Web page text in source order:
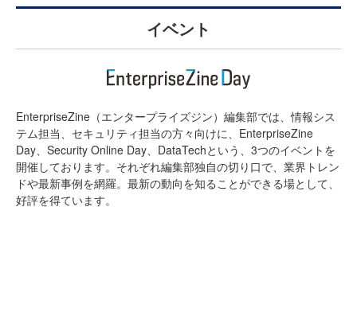
イベント
EnterpriseZine（エンタープライズジン）編集部では、情報シス
テム担当、セキュリティ担当の方々向けに、EnterpriseZine
Day、Security Online Day、DataTechという、3つのイベントを
開催しております。それぞれ編集部独自の切り口で、業界トレン
ドや最新事例を網羅。最新の動向を知ることができる場として、
好評を得ています。